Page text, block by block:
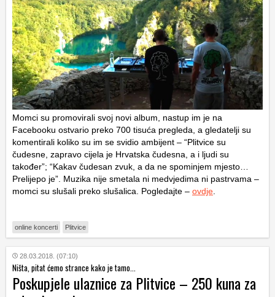
Momci su promovirali svoj novi album, nastup im je na
Facebooku ostvario preko 700 tisuća pregleda, a gledatelji su
komentirali koliko su im se svidio ambijent – “Plitvice su
čudesne, zapravo cijela je Hrvatska čudesna, a i ljudi su
također”; “Kakav čudesan zvuk, a da ne spominjem mjesto…
Prelijepo je”. Muzika nije smetala ni medvjedima ni pastrvama –
momci su slušali preko slušalica. Pogledajte – ovdje.
online koncerti Plitvice
28.03.2018. (07:10)
Ništa, pitat ćemo strance kako je tamo...
Poskupjele ulaznice za Plitvice – 250 kuna za